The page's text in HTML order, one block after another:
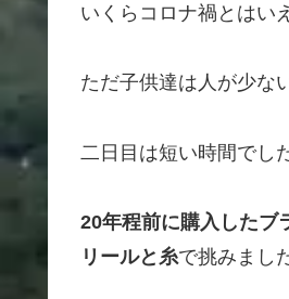
いくらコロナ禍とはい
ただ子供達は人が少な
二日目は短い時間でし
20年程前に購入したブ
リールと糸で挑みまし